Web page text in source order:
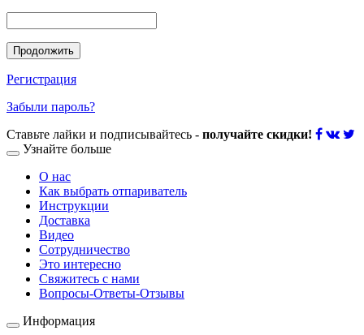
Продолжить
Регистрация
Забыли пароль?
Ставьте лайки и подписывайтесь - получайте скидки!
Узнайте больше
О нас
Как выбрать отпариватель
Инструкции
Доставка
Видео
Сотрудничество
Это интересно
Свяжитесь с нами
Вопросы-Ответы-Отзывы
Информация